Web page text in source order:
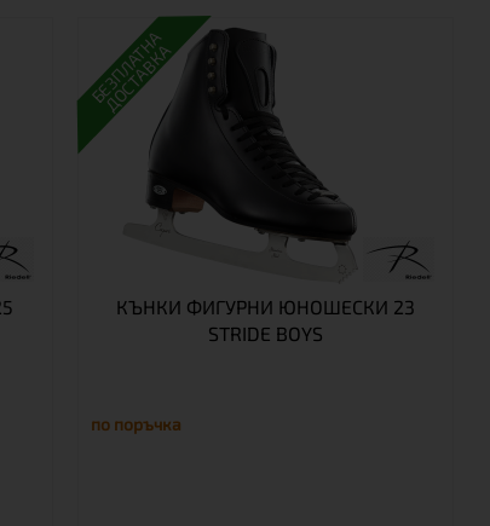
БЕЗПЛАТНА
ДОСТАВКА
КЪНКИ ФИГУРНИ ЮНОШЕСКИ 23
STRIDE BOYS
по поръчка